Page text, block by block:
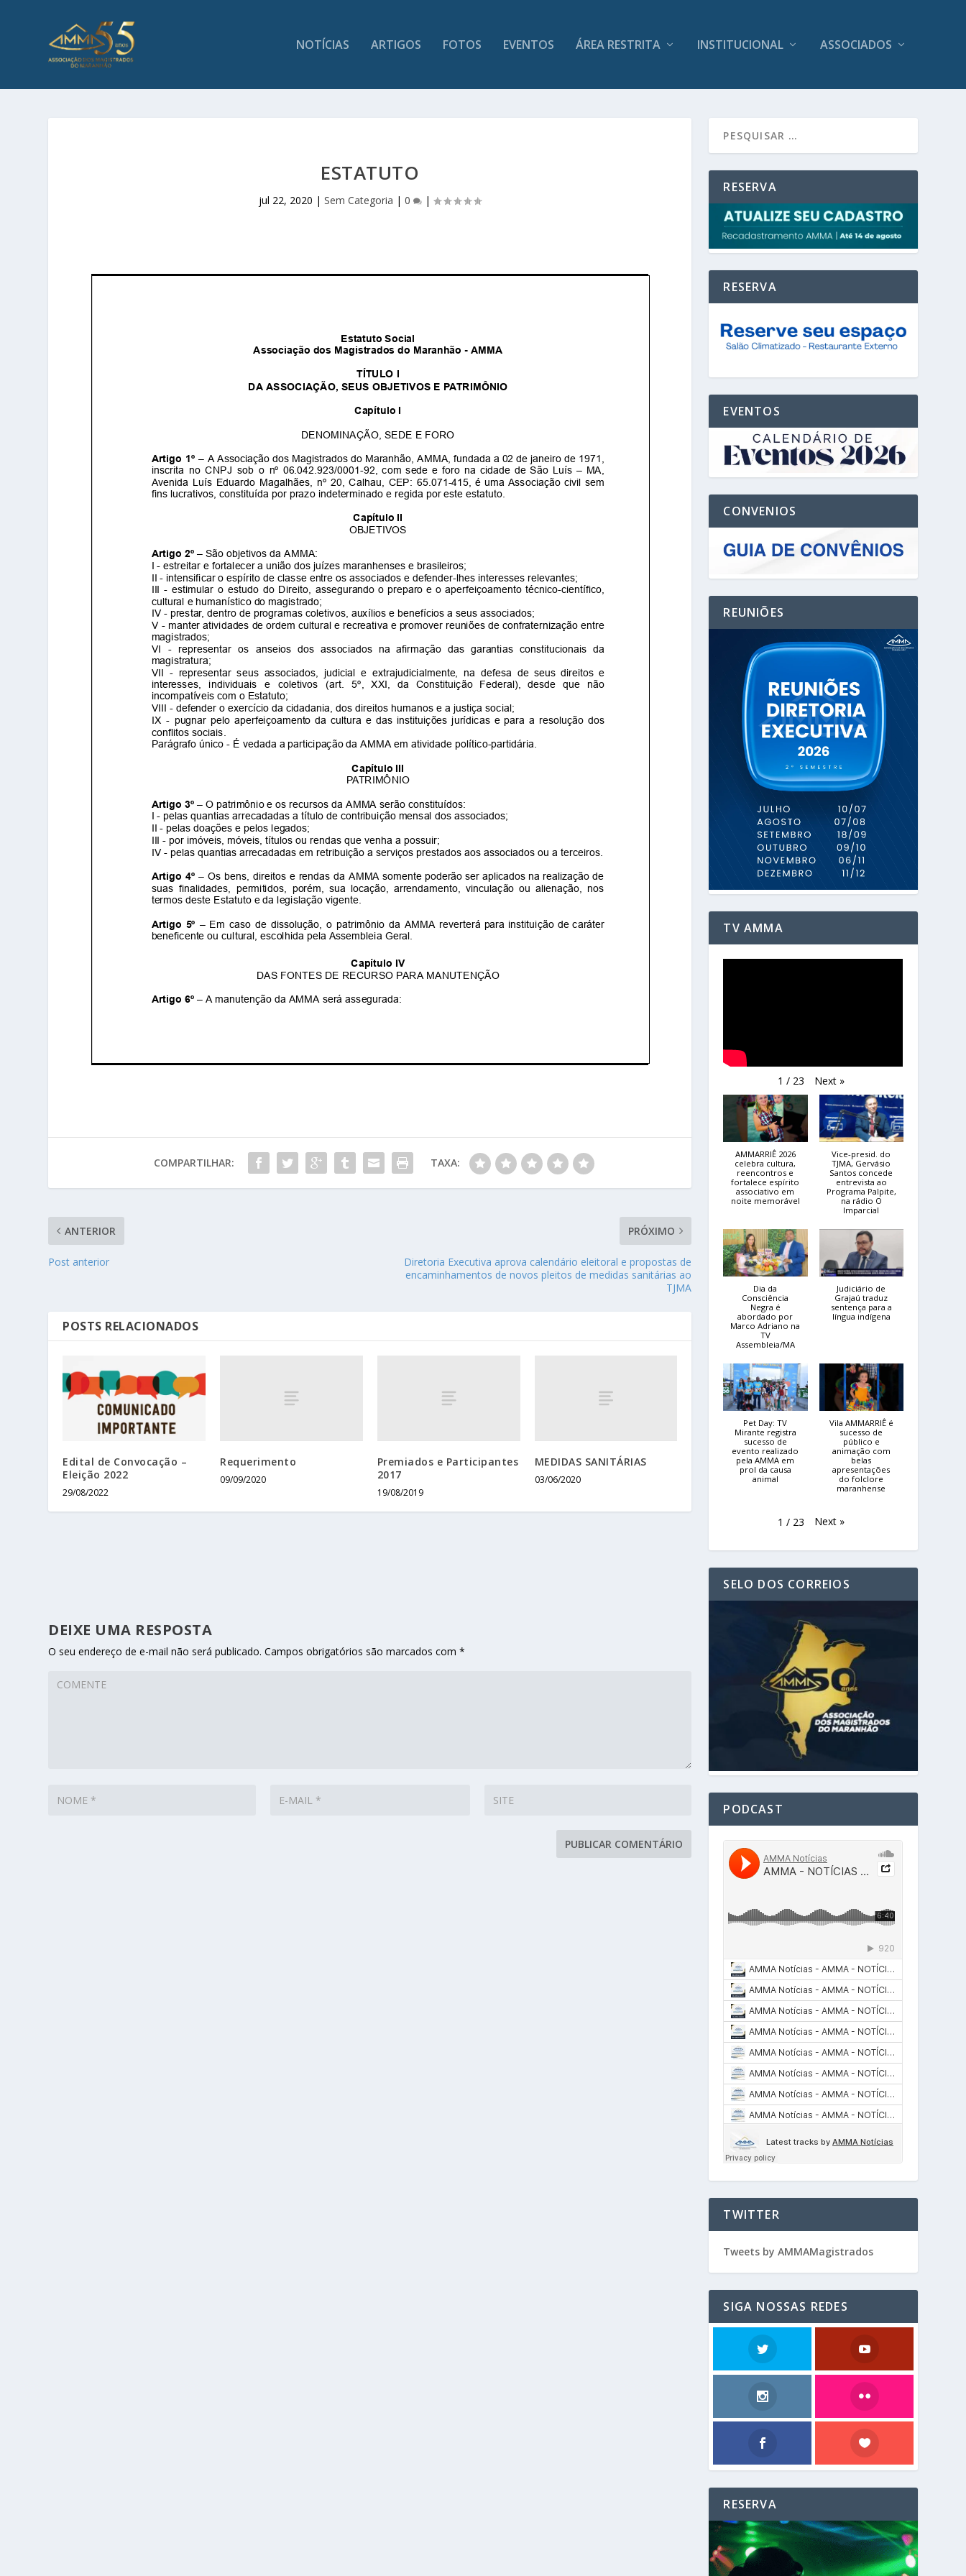
NOTÍCIAS ARTIGOS FOTOS EVENTOS ÁREA RESTRITA INSTITUCIONAL ASSOCIADOS
ESTATUTO
jul 22, 2020 |Sem Categoria |0 |
COMPARTILHAR: TAXA:
ANTERIOR
Post anterior
PRÓXIMO
Diretoria Executiva aprova calendário eleitoral e propostas de
encaminhamentos de novos pleitos de medidas sanitárias ao
TJMA
POSTS RELACIONADOS
Edital de Convocação –
Eleição 2022
29/08/2022
Requerimento
09/09/2020
Premiados e Participantes
2017
19/08/2019
MEDIDAS SANITÁRIAS
03/06/2020
DEIXE UMA RESPOSTA
O seu endereço de e-mail não será publicado. Campos obrigatórios são marcados com*
RESERVA
RESERVA
EVENTOS
CONVENIOS
REUNIÕES
TV AMMA
1 / 23 Next »
AMMARRIÊ 2026
celebra cultura,
reencontros e
fortalece espírito
associativo em
noite memorável
Vice-presid. do
TJMA, Gervásio
Santos concede
entrevista ao
Programa Palpite,
na rádio O
Imparcial
Dia da
Consciência
Negra é
abordado por
Marco Adriano na
TV
Assembleia/MA
Judiciário de
Grajaú traduz
sentença para a
língua indígena
Pet Day: TV
Mirante registra
sucesso de
evento realizado
pela AMMA em
prol da causa
animal
Vila AMMARRIÊ é
sucesso de
público e
animação com
belas
apresentações
do folclore
maranhense
1 / 23 Next »
SELO DOS CORREIOS
PODCAST
TWITTER
Tweets by AMMAMagistrados
SIGA NOSSAS REDES
RESERVA